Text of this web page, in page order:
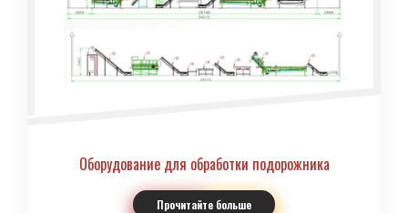
Оборудование для обработки подорожника
Прочитайте больше